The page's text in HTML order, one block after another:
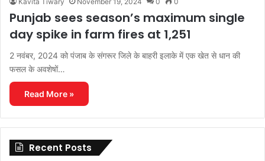
Punjab sees season’s maximum single
day spike in farm fires at 1,251
2 नवंबर, 2024 को पंजाब के संगरूर जिले के बाहरी इलाके में एक खेत से धान की
फसल के अवशेषों…
Read More »
Recent Posts